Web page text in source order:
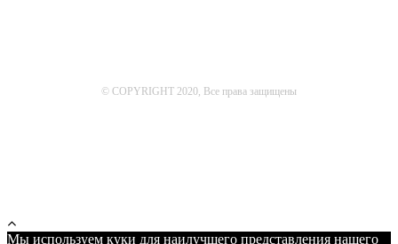
© COPYRIGHT 2020, Все права защищены
Мы используем куки для наилучшего представления нашего